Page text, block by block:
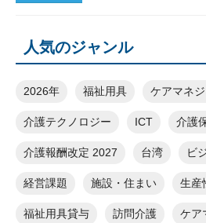
人気のジャンル
2026年 福祉用具 ケアマネ
介護テクノロジー ICT 介護
介護報酬改定 2027 台湾 ビ
経営課題 施設・住まい 生産
福祉用具貸与 訪問介護 ケア